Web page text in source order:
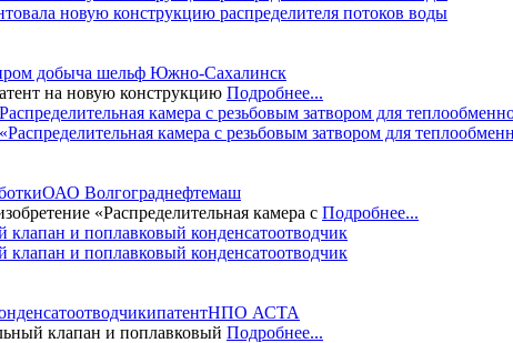
новую конструкцию распределителя потоков воды
добыча шельф Южно-Сахалинск
на новую конструкцию Подробнее...
камера с резьбовым затвором для
ОАО Волгограднефтемаш
«Распределительная камера с Подробнее...
и поплавковый конденсатоотводчик
патентНПО АСТА
клапан и поплавковый Подробнее...